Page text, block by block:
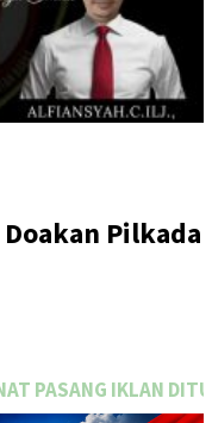
Pilkada
INI SEGARA